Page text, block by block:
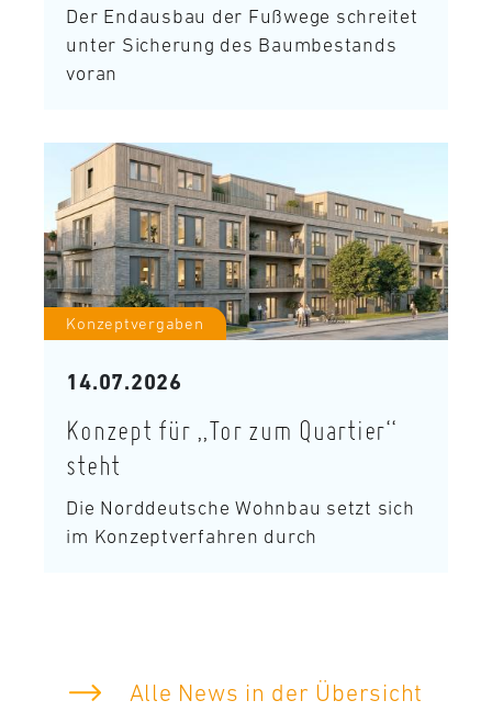
Der Endausbau der Fußwege schreitet
unter Sicherung des Baumbestands
voran
Konzeptvergaben
14.07.2026
Konzept für „Tor zum Quartier“
steht
Die Norddeutsche Wohnbau setzt sich
im Konzeptverfahren durch
Alle News in der Übersicht